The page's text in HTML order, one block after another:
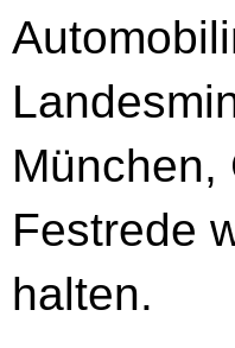
München,
Festrede
halten.